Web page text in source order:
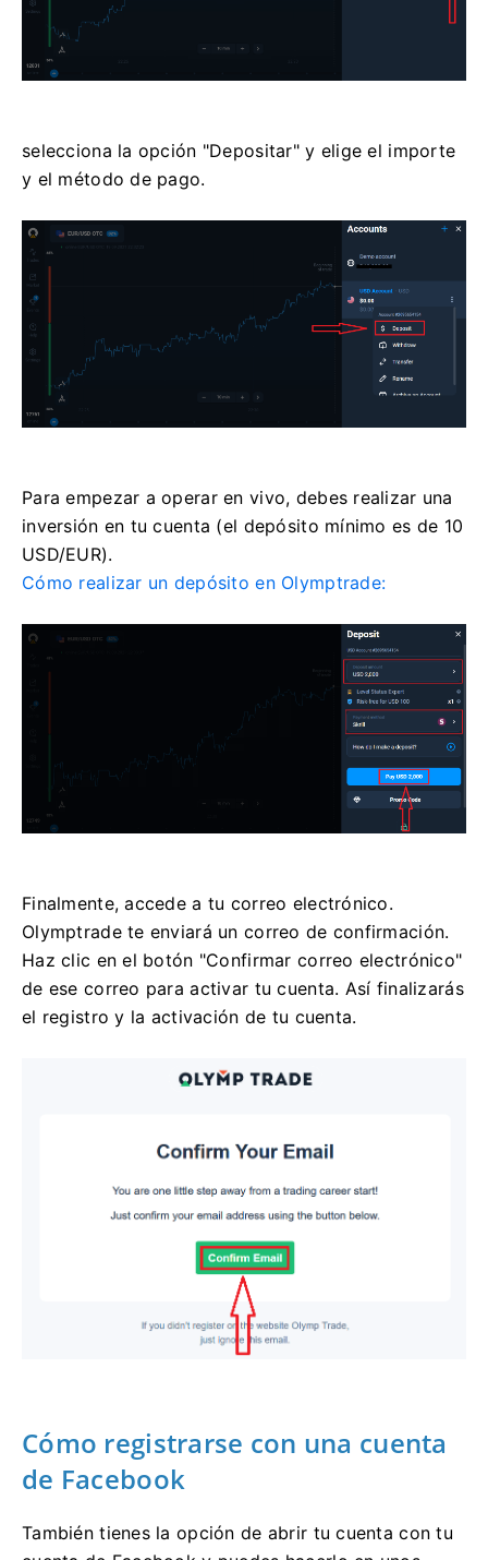
selecciona la opción "Depositar" y elige el importe
y el método de pago.
Para empezar a operar en vivo, debes realizar una
inversión en tu cuenta (el depósito mínimo es de 10
USD/EUR).
Cómo realizar un depósito en Olymptrade:
Finalmente, accede a tu correo electrónico.
Olymptrade te enviará un correo de confirmación.
Haz clic en el botón "Confirmar correo electrónico"
de ese correo para activar tu cuenta. Así finalizarás
el registro y la activación de tu cuenta.
Cómo registrarse con una cuenta
de Facebook
También tienes la opción de abrir tu cuenta con tu